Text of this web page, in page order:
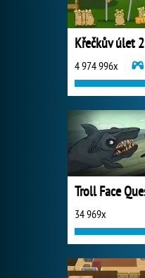
Křečkův úlet 2
4 974 996x
34 969x